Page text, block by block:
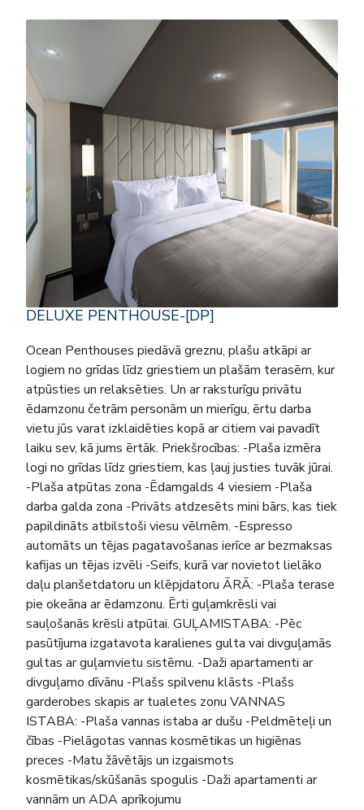
DELUXE PENTHOUSE-[DP]
Ocean Penthouses piedāvā greznu, plašu atkāpi ar
logiem no grīdas līdz griestiem un plašām terasēm, kur
atpūsties un relaksēties. Un ar raksturīgu privātu
ēdamzonu četrām personām un mierīgu, ērtu darba
vietu jūs varat izklaidēties kopā ar citiem vai pavadīt
laiku sev, kā jums ērtāk. Priekšrocības: -Plaša izmēra
logi no grīdas līdz griestiem, kas ļauj justies tuvāk jūrai.
-Plaša atpūtas zona -Ēdamgalds 4 viesiem -Plaša
darba galda zona -Privāts atdzesēts mini bārs, kas tiek
papildināts atbilstoši viesu vēlmēm. -Espresso
automāts un tējas pagatavošanas ierīce ar bezmaksas
kafijas un tējas izvēli -Seifs, kurā var novietot lielāko
daļu planšetdatoru un klēpjdatoru ĀRĀ: -Plaša terase
pie okeāna ar ēdamzonu. Ērti guļamkrēsli vai
sauļošanās krēsli atpūtai. GUĻAMISTABA: -Pēc
pasūtījuma izgatavota karalienes gulta vai divguļamās
gultas ar guļamvietu sistēmu. -Daži apartamenti ar
divguļamo dīvānu -Plašs spilvenu klāsts -Plašs
garderobes skapis ar tualetes zonu VANNAS
ISTABA: -Plaša vannas istaba ar dušu -Peldmēteļi un
čības -Pielāgotas vannas kosmētikas un higiēnas
preces -Matu žāvētājs un izgaismots
kosmētikas/skūšanās spogulis -Daži apartamenti ar
vannām un ADA aprīkojumu